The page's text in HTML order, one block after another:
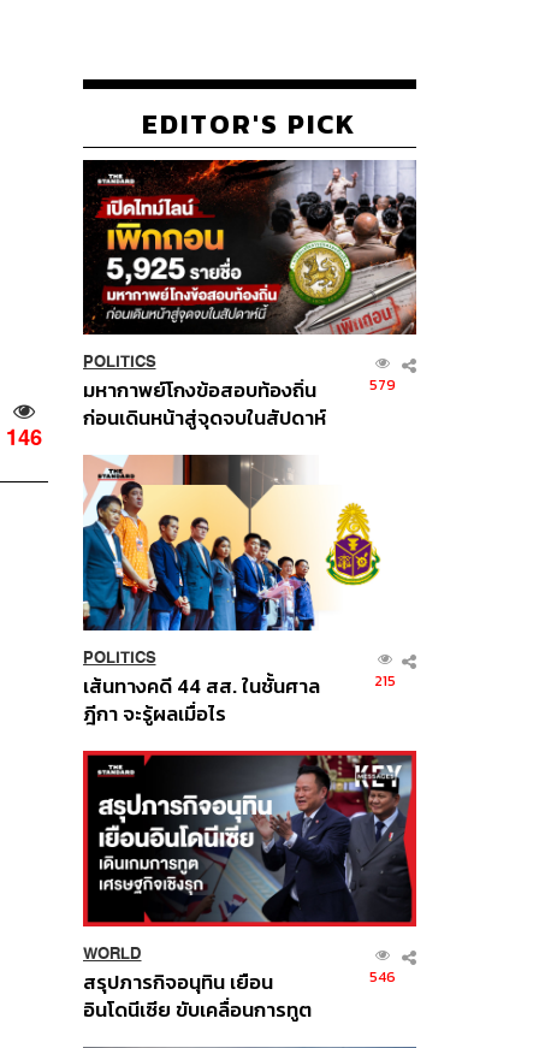
146
EDITOR'S PICK
POLITICS
มหากาพย์โกงข้อสอบท้องถิ่น
ก่อนเดินหน้าสู่จุดจบในสัปดาห์
579
POLITICS
เส้นทางคดี 44 สส. ในชั้นศาล
ฎีกา จะรู้ผลเมื่อไร
215
WORLD
สรุปภารกิจอนุทิน เยือน
อินโดนีเซีย ขับเคลื่อนการทูต
546